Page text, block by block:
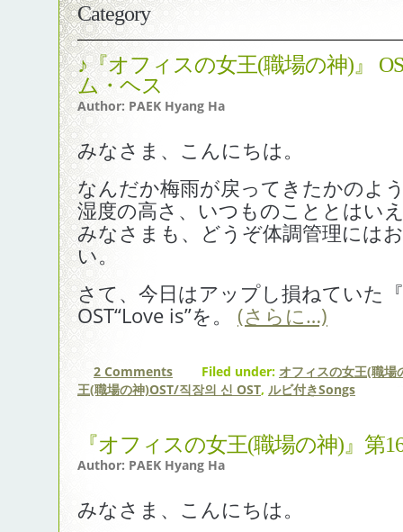
Category
♪『オフィスの女王(職場の神)』 OST “Love is” by キ
ム・ヘス
Author: PAEK Hyang Ha
みなさま、こんにちは。
なんだか梅雨が戻ってきたかのよ
湿度の高さ、いつものこととはい
みなさまも、どうぞ体調管理には
い。
さて、今日はアップし損ねていた
OST“Love is”を。 (さらに…)
2 Comments Filed under: オフィスの女王(職場
王(職場の神)OST/직장의 신 OST, ルビ付きSongs
『オフィスの女王(職場の神)』第
Author: PAEK Hyang Ha
みなさま、こんにちは。